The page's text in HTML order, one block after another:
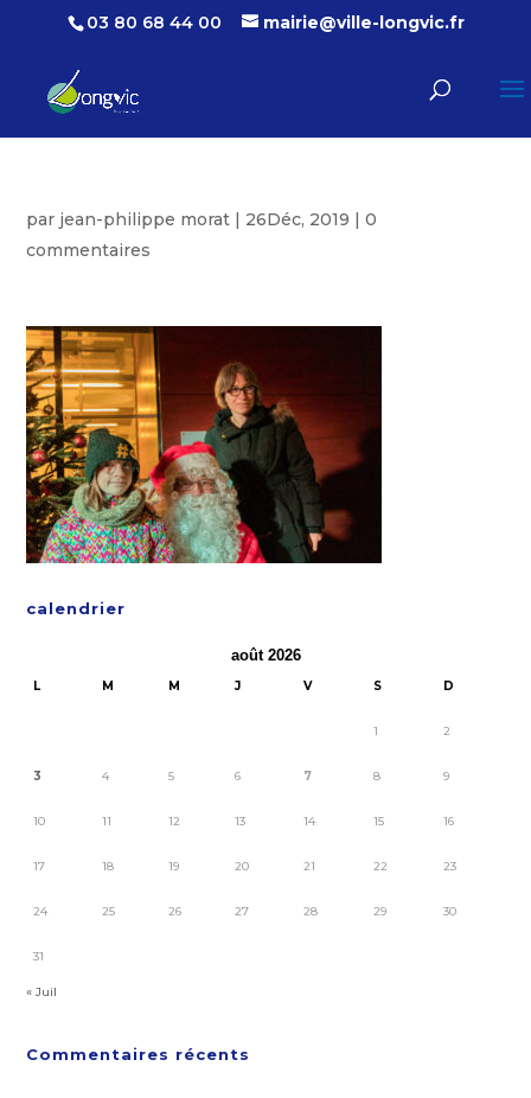
03 80 68 44 00 mairie@ville-longvic.fr
par jean-philippe morat | 26Déc, 2019 |0
commentaires
calendrier
août 2026
L M M J V S D
1 2
3 4 5 6 7 8 9
10 11 12 13 14 15 16
17 18 19 20 21 22 23
24 25 26 27 28 29 30
31
« Juil
Commentaires récents